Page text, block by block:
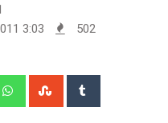
3:03
502
WhatsappStumbleUpon